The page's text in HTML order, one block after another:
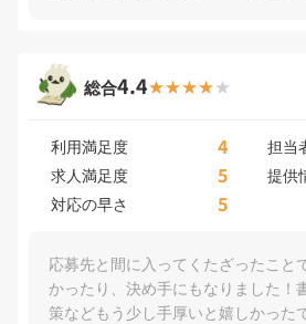
総合4.4
利用満足度 4 担当
求人満足度 5 提供
対応の早さ 5
応募先と間に入ってくたざったこと
かったり、決め手にもなりました！
策などもう少し手厚いと嬉しかったで